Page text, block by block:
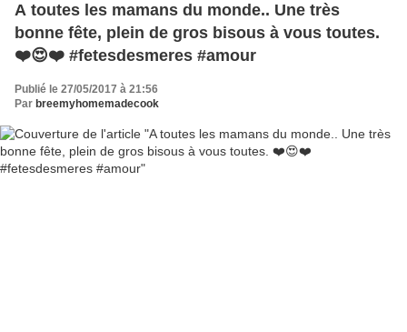
A toutes les mamans du monde.. Une très
bonne fête, plein de gros bisous à vous toutes.
❤️😍❤️ #fetesdesmeres #amour
Publié le 27/05/2017 à 21:56
Par breemyhomemadecook